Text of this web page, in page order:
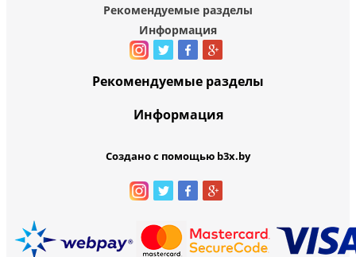
Рекомендуемые разделы
Информация
Рекомендуемые разделы
Информация
Создано с помощью b3x.by